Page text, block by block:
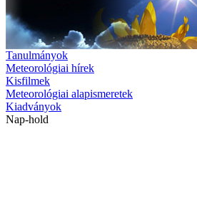
Tanulmányok
Meteorológiai hírek
Kisfilmek
Meteorológiai alapismeretek
Kiadványok
Nap-hold